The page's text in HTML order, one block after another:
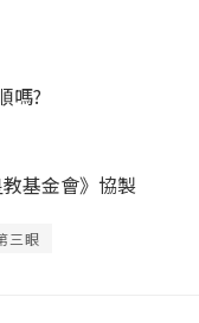
嗎?
基金會》協製
三眼